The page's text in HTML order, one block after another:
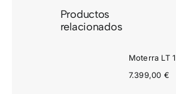
Productos
relacionados
Moterra LT 1
7.399,00 €